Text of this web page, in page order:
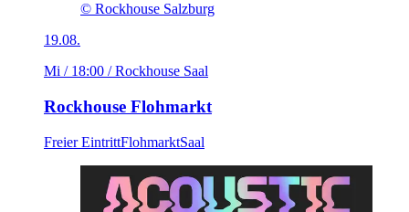
© Rockhouse Salzburg
19.08.
Mi / 18:00 / Rockhouse Saal
Rockhouse Flohmarkt
Freier EintrittFlohmarktSaal